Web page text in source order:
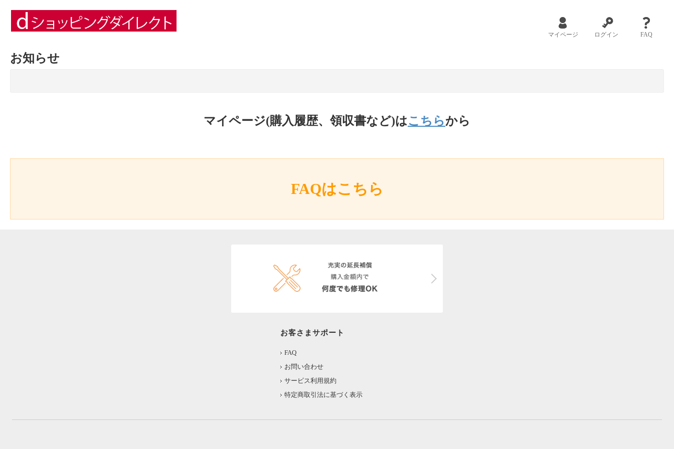
マイページ ログイン FAQ
お知らせ
マイページ(購入履歴、領収書など)はこちらから
FAQはこちら
お客さまサポート
FAQ
お問い合わせ
サービス利用規約
特定商取引法に基づく表示